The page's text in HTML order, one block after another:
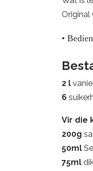
Original
•
2 l
6
Vir die
200g
50ml
75ml